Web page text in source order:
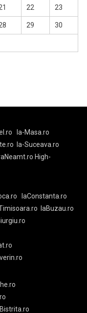
22 23
29 30
la-Masa.ro
la-Suceava.ro
High-
laConstanta.ro
laBuzau.ro